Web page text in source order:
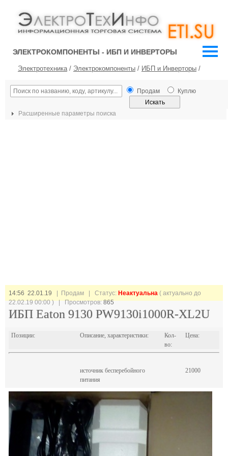
ЭЛЕКТРОКОМПОНЕНТЫ - ИБП И ИНВЕРТОРЫ
Электротехника/ Электрокомпоненты / ИБП и Инверторы /
Продам Куплю
Расширенные параметры поиска
14:56 22.01.19 | Продам | Статус: Неактуальна ( актуально до
22.02.19 00:00 ) | Просмотров:865
ИБП Eaton 9130 PW9130i1000R-XL2U
Позиции: Описание, характеристики:
Кол-
во:
Цена:
источник бесперебойного
питания
21000